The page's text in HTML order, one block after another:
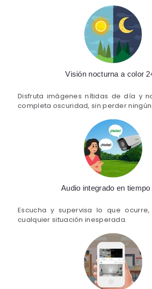
Visión nocturna a color
Disfruta imágenes nítidas de día y
completa oscuridad, sin perder
Audio integrado en tiempo
Escucha y supervisa lo que
cualquier situación inesperada.